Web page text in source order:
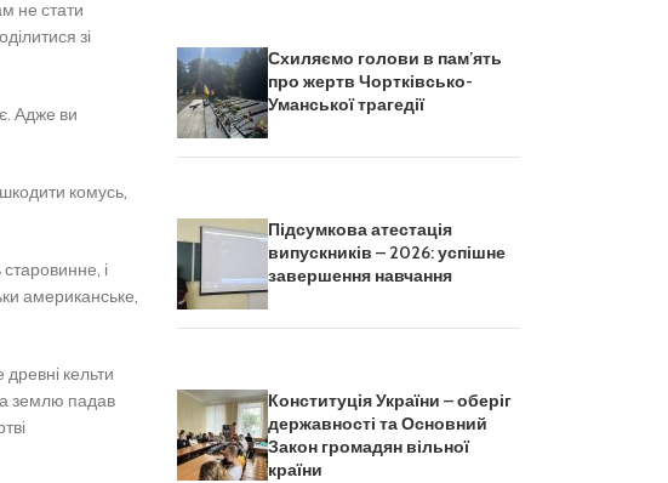
не стати
зі
Адже ви
комусь,
і
американське,
кельти
землю падав
Схиляємо голови в пам’ять
про жертв Чортківсько-
Уманської трагедії
Підсумкова атестація
випускників – 2026: успішне
завершення навчання
Конституція України – оберіг
державності та Основний
Закон громадян вільної
країни